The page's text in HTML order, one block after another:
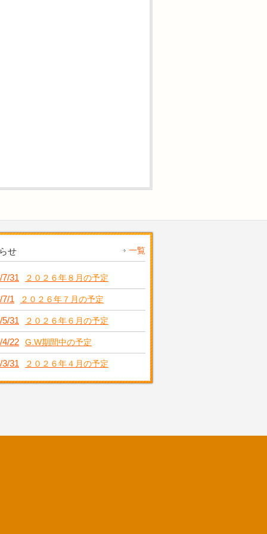
せ 一覧
7/31 ２０２６年８月の予定
7/1 ２０２６年７月の予定
5/31 ２０２６年６月の予定
4/22 G.W期間中の予定
3/31 ２０２６年４月の予定